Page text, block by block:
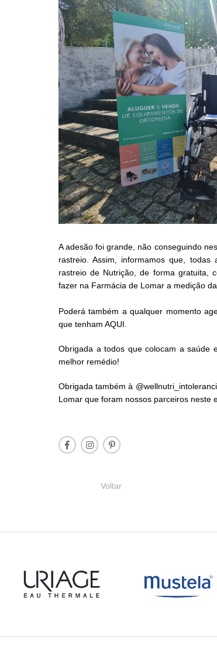
A adesão foi grande, não conseguindo
rastreio. Assim, informamos que,
rastreio de Nutrição , de forma gratuita,
fazer na Farmácia de Lomar a medição
Poderá também a qualquer momento
que tenham AQUI
Obrigada a todos que colocam a saúde
melhor remédio!
Obrigada também à
Lomar que foram nossos parceiros neste
Voltar